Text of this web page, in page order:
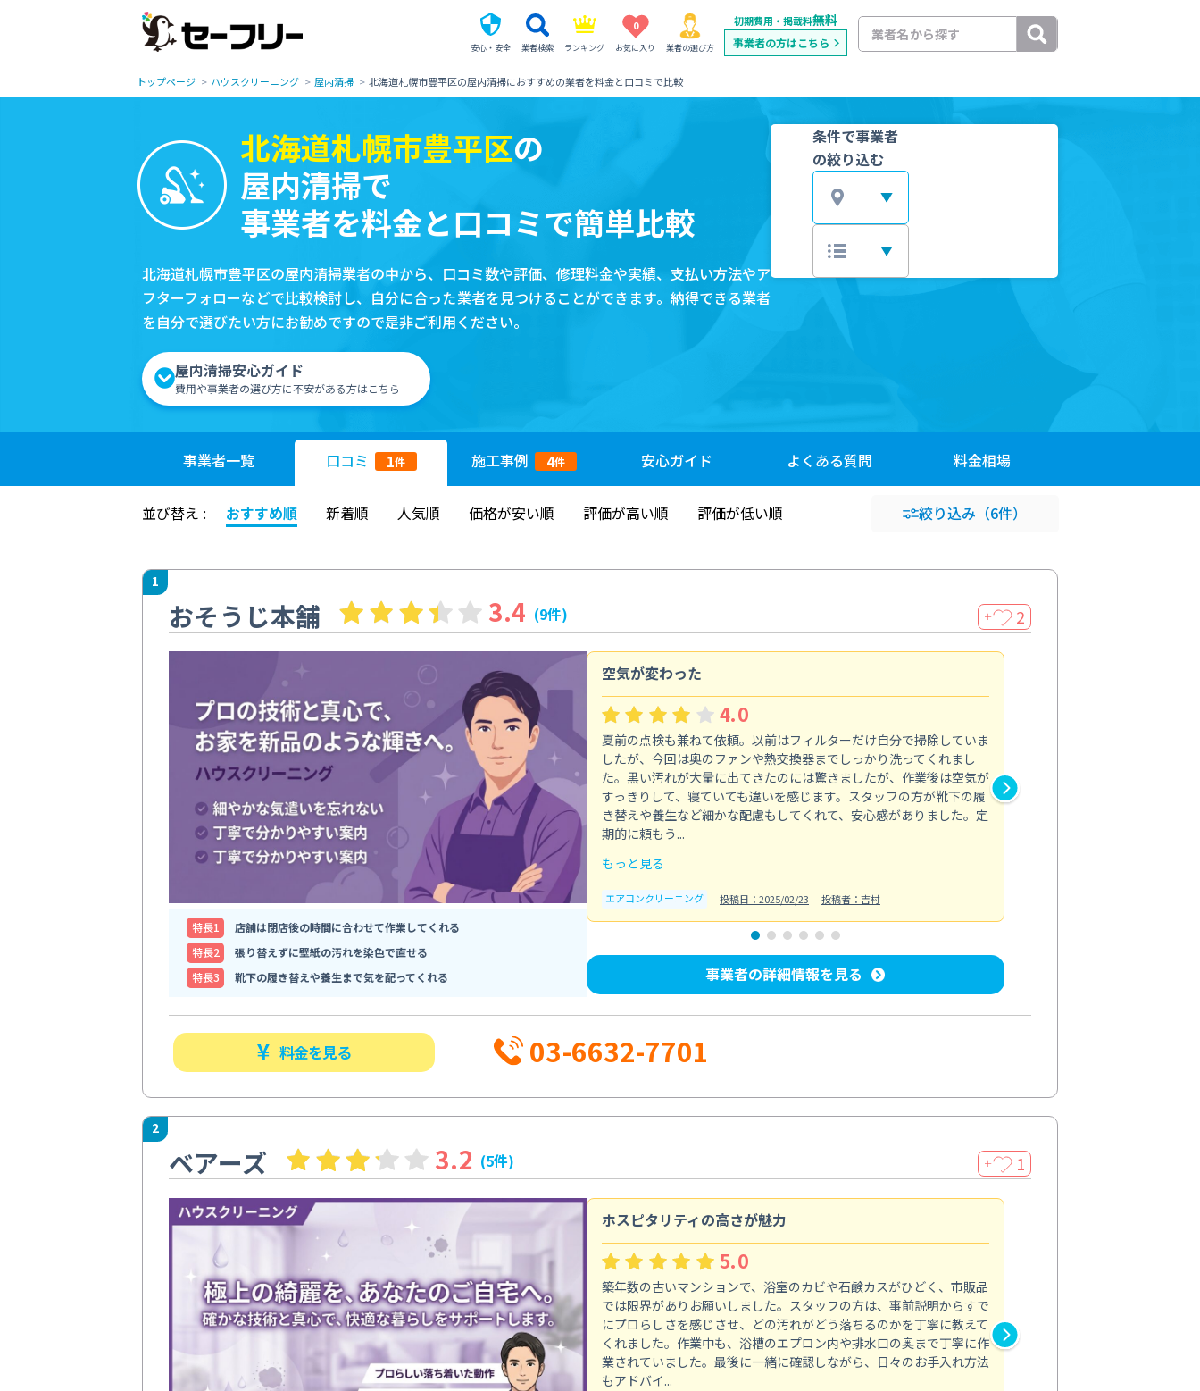
安心・安全 業者検索 ランキング
0
お気に入り 業者の選び方
初期費用・掲載料無料
事業者の方はこちら
トップページ ハウスクリーニング 屋内清掃 北海道札幌市豊平区の屋内清掃におすすめの業者を料金と口コミで比較
北海道札幌市豊平区の
屋内清掃で
事業者を料金と口コミで簡単比較
北海道札幌市豊平区の屋内清掃業者の中から、口コミ数や評価、修理料金や実績、支払い方法やア
フターフォローなどで比較検討し、自分に合った業者を見つけることができます。納得できる業者
を自分で選びたい方にお勧めですので是非ご利用ください。
屋内清掃安心ガイド
費用や事業者の選び方に不安がある方はこちら
条件で事業者
の絞り込む
事業者一覧 口コミ 1件 施工事例 4件 安心ガイド よくある質問 料金相場
並び替え : おすすめ順 新着順 人気順 価格が安い順 評価が高い順 評価が低い順 絞り込み （6件）
1
おそうじ本舗 3.4 (9件) ＋ 2
特⻑1
店舗は閉店後の時間に合わせて作業してくれる
特⻑2
張り替えずに壁紙の汚れを染色で直せる
特⻑3
靴下の履き替えや養生まで気を配ってくれる
空気が変わった
4.0
夏前の点検も兼ねて依頼。以前はフィルターだけ自分で掃除していま
したが、今回は奥のファンや熱交換器までしっかり洗ってくれまし
た。黒い汚れが大量に出てきたのには驚きましたが、作業後は空気が
すっきりして、寝ていても違いを感じます。スタッフの方が靴下の履
き替えや養生など細かな配慮もしてくれて、安心感がありました。定
期的に頼もう...
もっと見る
エアコンクリーニング 投稿日：2025/02/23 投稿者：吉村
事業者の詳細情報を見る
料金を見る 03-6632-7701
2
ベアーズ 3.2 (5件) ＋ 1
ホスピタリティの高さが魅力
5.0
築年数の古いマンションで、浴室のカビや石鹸カスがひどく、市販品
では限界がありお願いしました。スタッフの方は、事前説明からすで
にプロらしさを感じさせ、どの汚れがどう落ちるのかを丁寧に教えて
くれました。作業中も、浴槽のエプロン内や排水口の奥まで丁寧に作
業されていました。最後に一緒に確認しながら、日々のお手入れ方法
もアドバイ...